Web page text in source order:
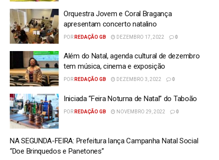
Orquestra Jovem e Coral Bragança
apresentam concerto natalino
POR REDAÇÃO GB DEZEMBRO 17, 2022 0
Além do Natal, agenda cultural de dezembro
tem música, cinema e exposição
POR REDAÇÃO GB DEZEMBRO 3, 2022 0
Iniciada “Feira Noturna de Natal” do Taboão
POR REDAÇÃO GB NOVEMBRO 29, 2022 0
NA SEGUNDA-FEIRA: Prefeitura lança Campanha Natal Social
“Doe Brinquedos e Panetones”